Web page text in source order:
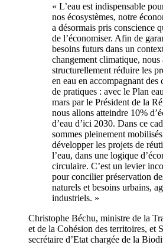
« L’eau est indispensable
nos écosystèmes, notre
a désormais pris conscience
de l’économiser. Afin de
besoins futurs dans un
changement climatique, nous
structurellement réduire les
en eau en accompagnant des
de pratiques : avec le Plan
mars par le Président de la
nous allons atteindre 10%
d’eau d’ici 2030. Dans ce
sommes pleinement
développer les projets de
l’eau, dans une logique
circulaire. C’est un levier
pour concilier préservation
naturels et besoins urbains,
industriels. »
Christophe Béchu, ministre de la
et de la Cohésion des territoires, et
secrétaire d’Etat chargée de la